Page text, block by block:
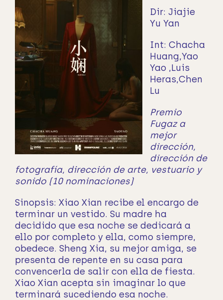
Dir: Jiajie
Yu Yan
Int: Chacha
Huang,Yao
Yao ,Luis
Heras,Chen
Lu
Premio
Fugaz a
mejor
dirección,
dirección de
fotografía, dirección de arte, vestuario y
sonido (10 nominaciones)
Sinopsis: Xiao Xian recibe el encargo de
terminar un vestido. Su madre ha
decidido que esa noche se dedicará a
ello por completo y ella, como siempre,
obedece. Sheng Xia, su mejor amiga, se
presenta de repente en su casa para
convencerla de salir con ella de fiesta.
Xiao Xian acepta sin imaginar lo que
terminará sucediendo esa noche.